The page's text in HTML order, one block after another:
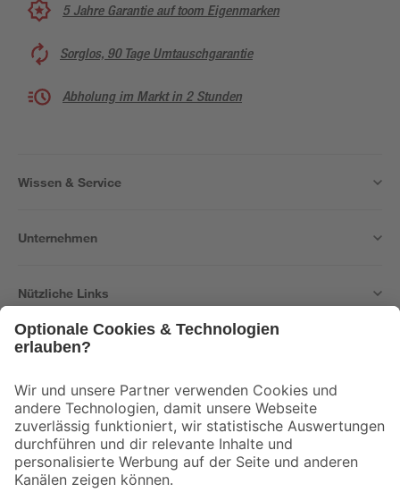
5 Jahre Garantie auf toom Eigenmarken
Sorglos, 90 Tage Umtauschgarantie
Abholung im Markt in 2 Stunden
Wissen & Service
Unternehmen
Nützliche Links
Der toom Newsletter: Keine Angebote und Aktionen mehr verpassen!
Zur Newsletter Anmeldung
Folge uns